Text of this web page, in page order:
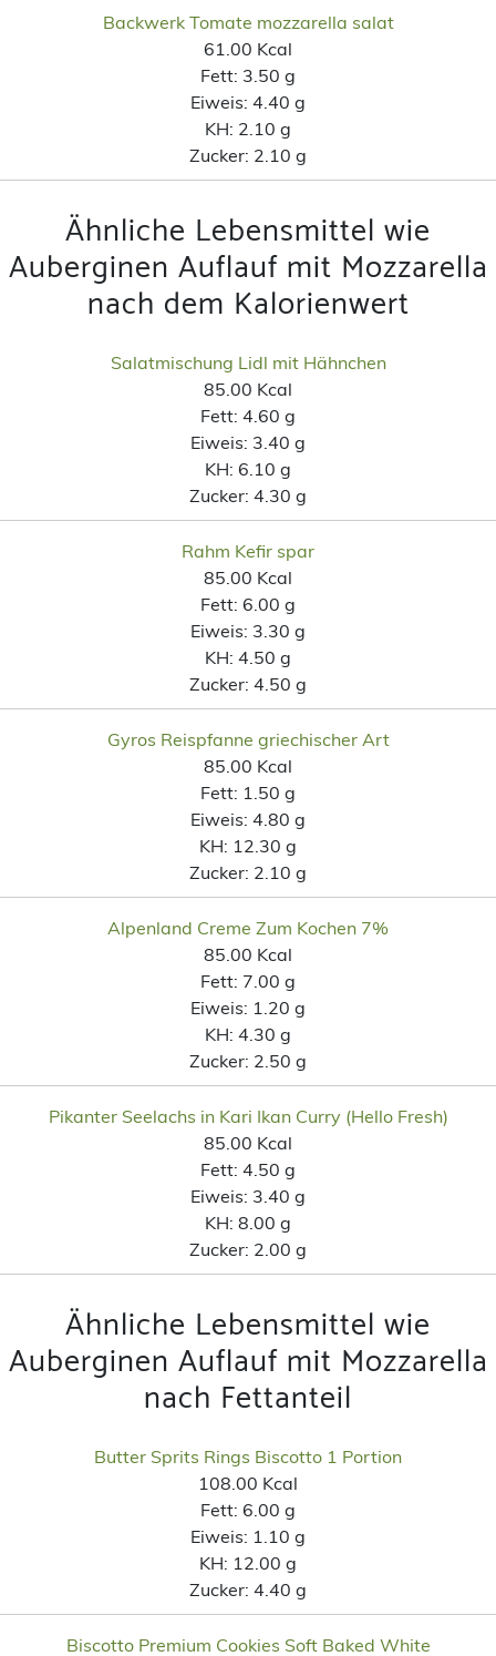
Backwerk Tomate mozzarella salat
61.00 Kcal
Fett: 3.50 g
Eiweis: 4.40 g
KH: 2.10 g
Zucker: 2.10 g
Ähnliche Lebensmittel wie
Auberginen Auflauf mit Mozzarella
nach dem Kalorienwert
Salatmischung Lidl mit Hähnchen
85.00 Kcal
Fett: 4.60 g
Eiweis: 3.40 g
KH: 6.10 g
Zucker: 4.30 g
Rahm Kefir spar
85.00 Kcal
Fett: 6.00 g
Eiweis: 3.30 g
KH: 4.50 g
Zucker: 4.50 g
Gyros Reispfanne griechischer Art
85.00 Kcal
Fett: 1.50 g
Eiweis: 4.80 g
KH: 12.30 g
Zucker: 2.10 g
Alpenland Creme Zum Kochen 7%
85.00 Kcal
Fett: 7.00 g
Eiweis: 1.20 g
KH: 4.30 g
Zucker: 2.50 g
Pikanter Seelachs in Kari Ikan Curry (Hello Fresh)
85.00 Kcal
Fett: 4.50 g
Eiweis: 3.40 g
KH: 8.00 g
Zucker: 2.00 g
Ähnliche Lebensmittel wie
Auberginen Auflauf mit Mozzarella
nach Fettanteil
Butter Sprits Rings Biscotto 1 Portion
108.00 Kcal
Fett: 6.00 g
Eiweis: 1.10 g
KH: 12.00 g
Zucker: 4.40 g
Biscotto Premium Cookies Soft Baked White